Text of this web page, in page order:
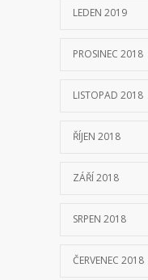
LEDEN 2019
PROSINEC 2018
LISTOPAD 2018
ŘÍJEN 2018
ZÁŘÍ 2018
SRPEN 2018
ČERVENEC 2018